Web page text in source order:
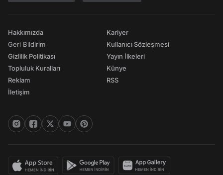
Hakkımızda
Geri Bildirim
Gizlilik Politikası
Topluluk Kuralları
Reklam
İletişim
Kariyer
Kullanıcı Sözleşmesi
Yayın İlkeleri
Künye
RSS